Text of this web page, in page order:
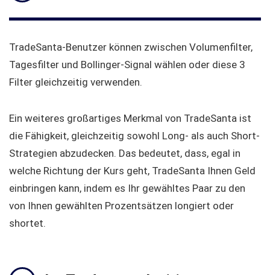
TradeSanta-Benutzer können zwischen Volumenfilter,
Tagesfilter und Bollinger-Signal wählen oder diese 3
Filter gleichzeitig verwenden.
Ein weiteres großartiges Merkmal von TradeSanta ist
die Fähigkeit, gleichzeitig sowohl Long- als auch Short-
Strategien abzudecken. Das bedeutet, dass, egal in
welche Richtung der Kurs geht, TradeSanta Ihnen Geld
einbringen kann, indem es Ihr gewähltes Paar zu den
von Ihnen gewählten Prozentsätzen longiert oder
shortet.